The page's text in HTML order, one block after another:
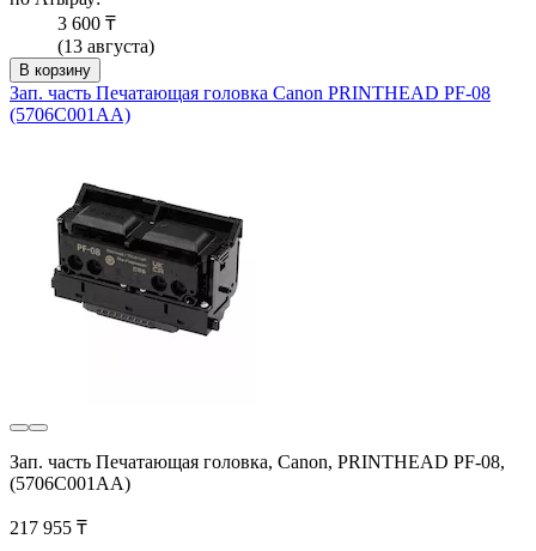
3 600 ₸
(13 августа)
В корзину
Зап. часть Печатающая головка Canon PRINTHEAD PF-08
(5706C001AA)
Зап. часть Печатающая головка, Canon, PRINTHEAD PF-08,
(5706C001AA)
217 955 ₸